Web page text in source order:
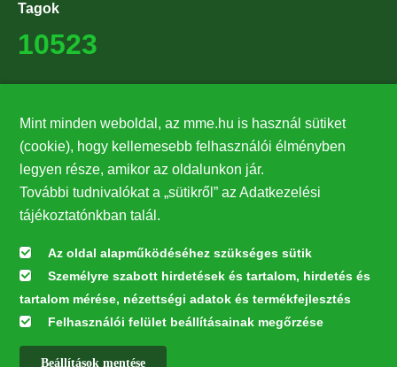
Tagok
10523
27224
Hírlevél feliratkozás
Értesüljön elsőként legfrissebb híreinkről, eseményeinkről!
Feliratkozás
Mint minden weboldal, az mme.hu is használ sütiket
(cookie), hogy kellemesebb felhasználói élményben
legyen része, amikor az oldalunkon jár.
További tudnivalókat a „sütikről” az Adatkezelési
tájékoztatónkban talál.
Az oldal alapműködéséhez szükséges sütik
Személyre szabott hirdetések és tartalom, hirdetés és
tartalom mérése, nézettségi adatok és termékfejlesztés
Felhasználói felület beállításainak megőrzése
Beállítások mentése